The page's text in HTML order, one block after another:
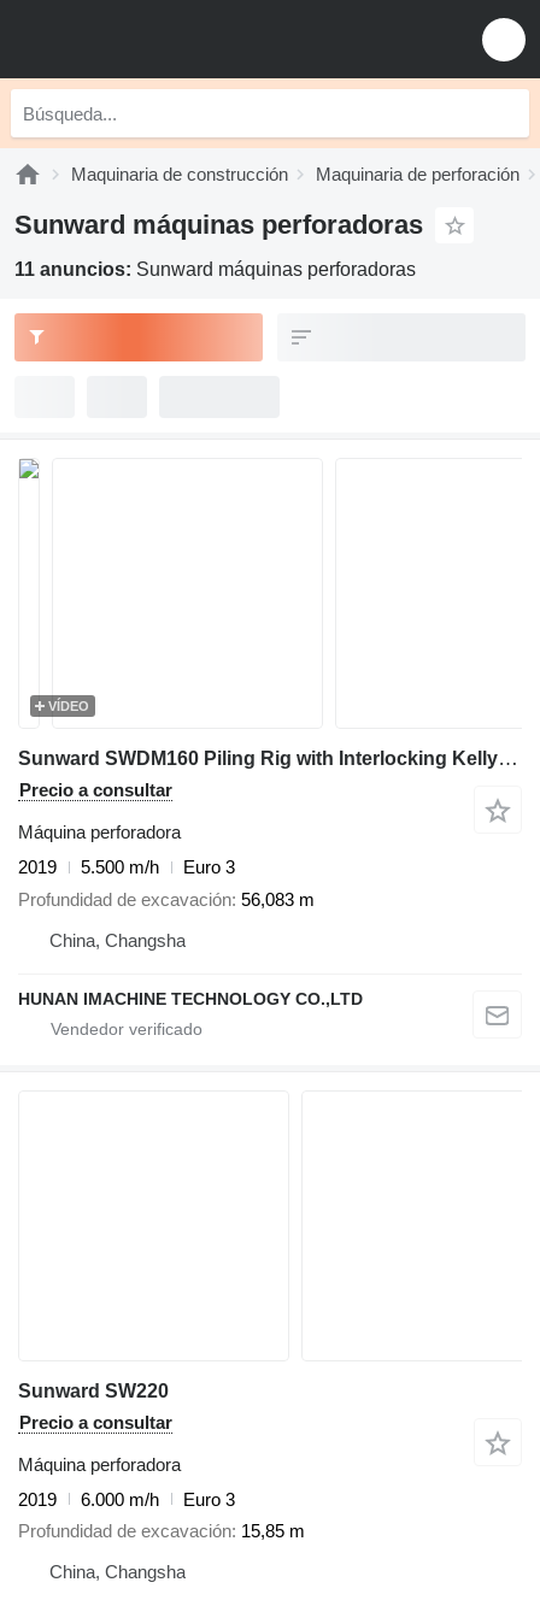
Maquinaria de construcción Maquinaria de perforación
Sunward máquinas perforadoras
11 anuncios: Sunward máquinas perforadoras
VÍDEO
Sunward SWDM160 Piling Rig with Interlocking Kelly Bar 406-4x12
Precio a consultar
Máquina perforadora
2019
5.500 m/h
Euro 3
Profundidad de excavación 56,083 m
China, Changsha
HUNAN IMACHINE TECHNOLOGY CO.,LTD
Sunward SW220
Precio a consultar
Máquina perforadora
2019
6.000 m/h
Euro 3
Profundidad de excavación 15,85 m
China, Changsha